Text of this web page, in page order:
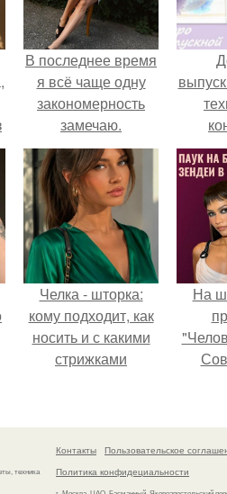
В последнее время
я всё чаще одну
закономерность
замечаю.
Челка - шторка:
кому подходит, как
носить и с какими
стрижками
На
наряд,
техника
Контакты
Пользовательское
Политика конфидециальности